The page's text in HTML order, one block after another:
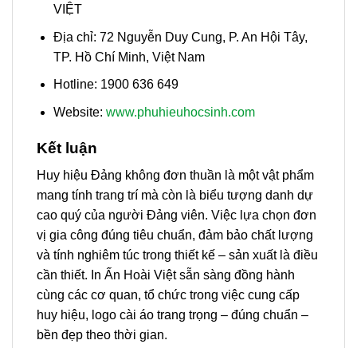
VIỆT
Địa chỉ: 72 Nguyễn Duy Cung, P. An Hội Tây,
TP. Hồ Chí Minh, Việt Nam
Hotline: 1900 636 649
Website: www.phuhieuhocsinh.com
Kết luận
Huy hiệu Đảng không đơn thuần là một vật phẩm
mang tính trang trí mà còn là biểu tượng danh dự
cao quý của người Đảng viên. Việc lựa chọn đơn
vị gia công đúng tiêu chuẩn, đảm bảo chất lượng
và tính nghiêm túc trong thiết kế – sản xuất là điều
cần thiết. In Ấn Hoài Việt sẵn sàng đồng hành
cùng các cơ quan, tổ chức trong việc cung cấp
huy hiệu, logo cài áo trang trọng – đúng chuẩn –
bền đẹp theo thời gian.